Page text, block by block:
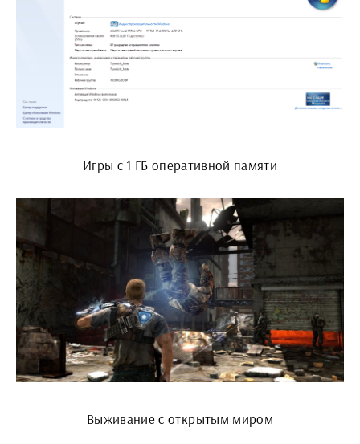
Игры с 1 ГБ оперативной памяти
Выживание с открытым миром